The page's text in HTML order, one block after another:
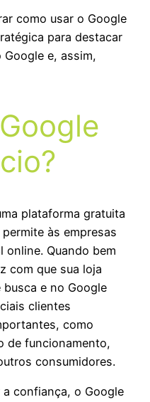
como usar o Google
para destacar
e, assim,
plataforma gratuita
às empresas
online. Quando bem
com que sua loja
e no Google
clientes
como
de funcionamento,
consumidores.
a confiança, o Google